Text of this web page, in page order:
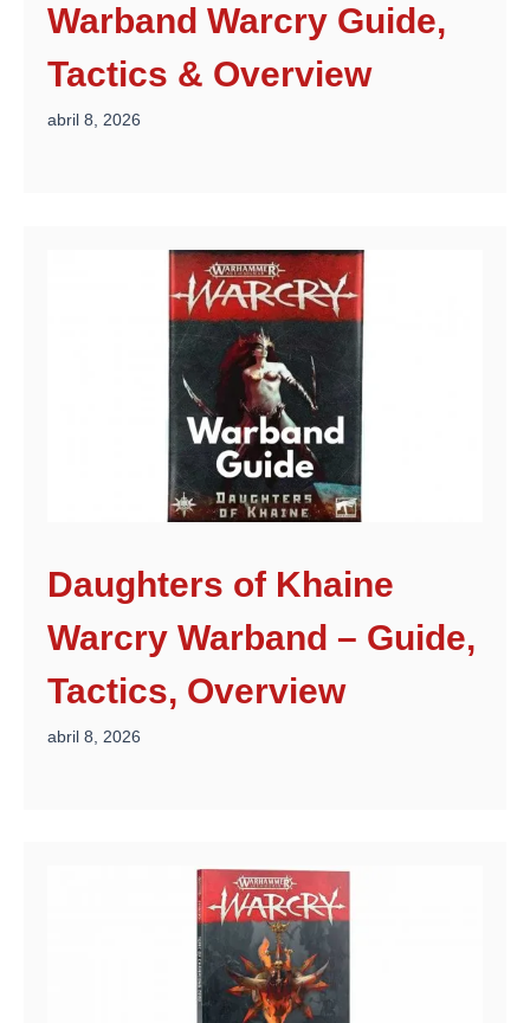
Warband Warcry Guide,
Tactics & Overview
abril 8, 2026
Daughters of Khaine
Warcry Warband – Guide,
Tactics, Overview
abril 8, 2026